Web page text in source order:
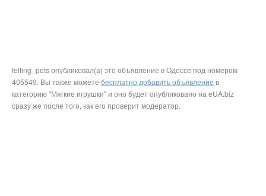
felting_pets опубликовал(а) это объявление в Одессе под номером
405549. Вы также можете бесплатно добавить объявление в
категорию "Мягкие игрушки" и оно будет опубликовано на eUA.biz
сразу же после того, как его проверит модератор.